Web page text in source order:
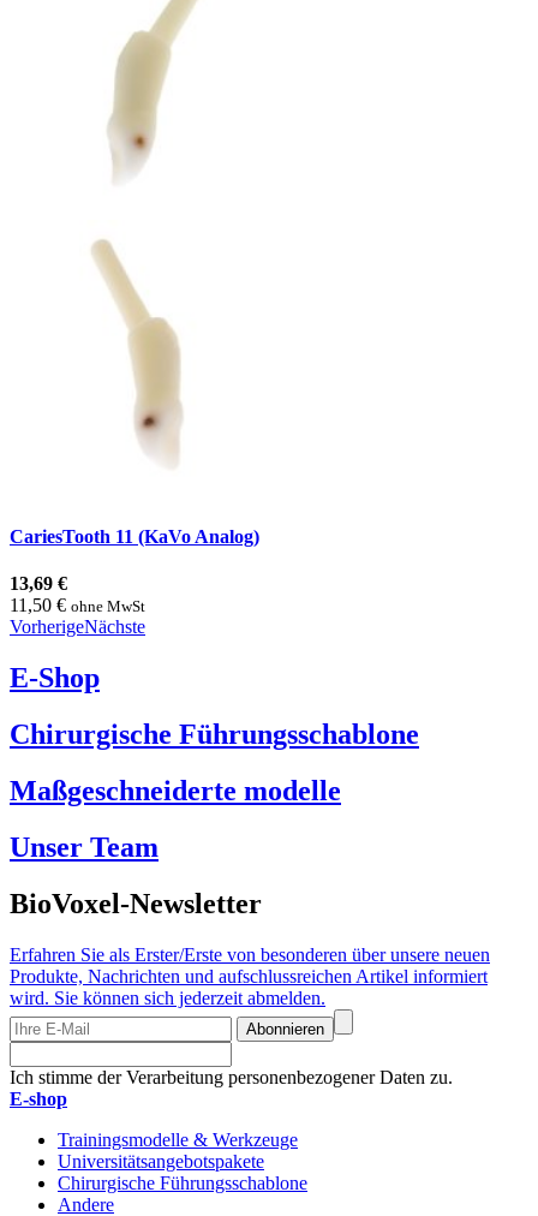
CariesTooth 11 (KaVo Analog)
13,69 €
11,50 € ohne MwSt
VorherigeNächste
E-Shop
Chirurgische Führungsschablone
Maßgeschneiderte modelle
Unser Team
BioVoxel-Newsletter
Erfahren Sie als Erster/Erste von besonderen über unsere neuen
Produkte, Nachrichten und aufschlussreichen Artikel informiert
wird. Sie können sich jederzeit abmelden.
Abonnieren
Ich stimme der Verarbeitung personenbezogener Daten zu.
E-shop
Trainingsmodelle & Werkzeuge
Universitätsangebotspakete
Chirurgische Führungsschablone
Andere